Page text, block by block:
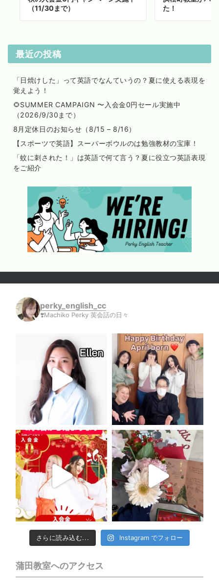
（11/30まで）
た！
最近の投稿
「日焼けした」って英語でなんていうの？夏に使える表現を
覚えよう！
🌻SUMMER CAMPAIGN 〜入会金0円セール実施中
（2026/9/30まで）
8月定休日のお知らせ（8/15 – 8/16）
【スポーツで英語】スーパーボウルのは勉強教材の宝庫！
「蚊に刺された！」は英語で何て言う？夏に役立つ英語表現
をご紹介
perky_english_cc
❣️Machiko Perky 英会話の日々
さらに読み込む... Instagram でフォロー
蒲田教室へのアクセス